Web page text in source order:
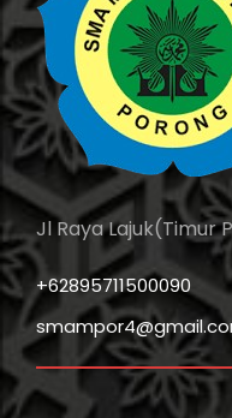
Jl Raya Lajuk(Timur
+62895711500090